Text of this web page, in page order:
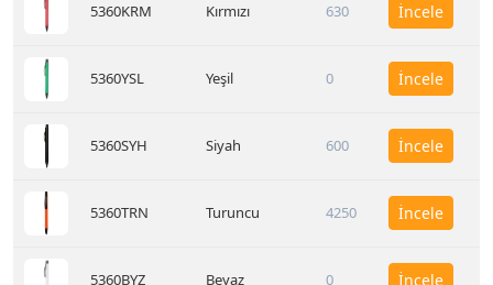
5360KRM Kırmızı 630 İncele
5360YSL Yeşil 0 İncele
5360SYH Siyah 600 İncele
5360TRN Turuncu 4250 İncele
5360BYZ Beyaz 0 İncele